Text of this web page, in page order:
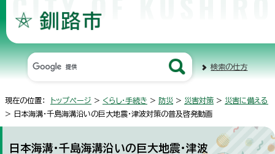
検索の仕方
現在の位置： トップページ > くらし・手続き > 防災 > 災害対策 > 災害に備える
> 日本海溝・千島海溝沿いの巨大地震・津波対策の普及啓発動画
日本海溝・千島海溝沿いの巨大地震・津波